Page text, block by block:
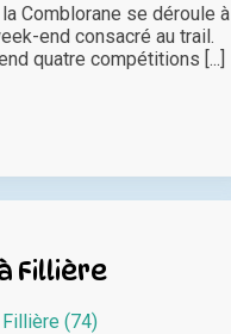
Comblorane se déroule à
end consacré au trail.
quatre compétitions [...]
Fillière
Fillière (74)